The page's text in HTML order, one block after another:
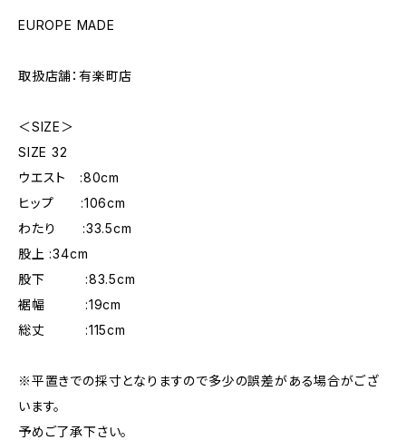
EUROPE MADE
取扱店舗：有楽町店
＜SIZE＞
SIZE 32
ウエスト :80cm
ヒップ :106cm
わたり :33.5cm
股上 :34cm
股下 :83.5cm
裾幅 :19cm
総丈 :115cm
※平置きでの採寸となりますので多少の誤差がある場合がござ
います。
予めご了承下さい。